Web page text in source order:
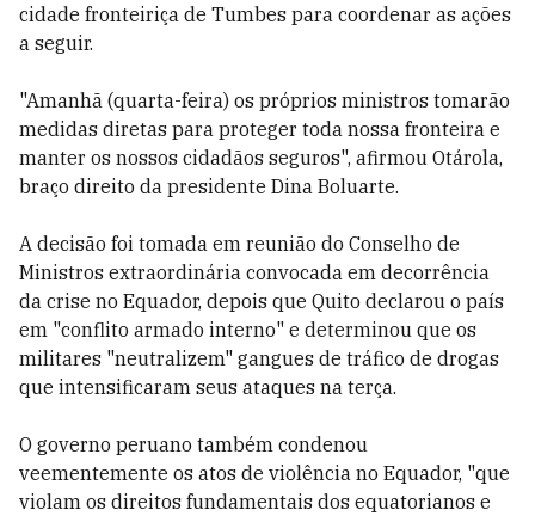
cidade fronteiriça de Tumbes para coordenar as ações
a seguir.
"Amanhã (quarta-feira) os próprios ministros tomarão
medidas diretas para proteger toda nossa fronteira e
manter os nossos cidadãos seguros", afirmou Otárola,
braço direito da presidente Dina Boluarte.
A decisão foi tomada em reunião do Conselho de
Ministros extraordinária convocada em decorrência
da crise no Equador, depois que Quito declarou o país
em "conflito armado interno" e determinou que os
militares "neutralizem" gangues de tráfico de drogas
que intensificaram seus ataques na terça.
O governo peruano também condenou
veementemente os atos de violência no Equador, "que
violam os direitos fundamentais dos equatorianos e